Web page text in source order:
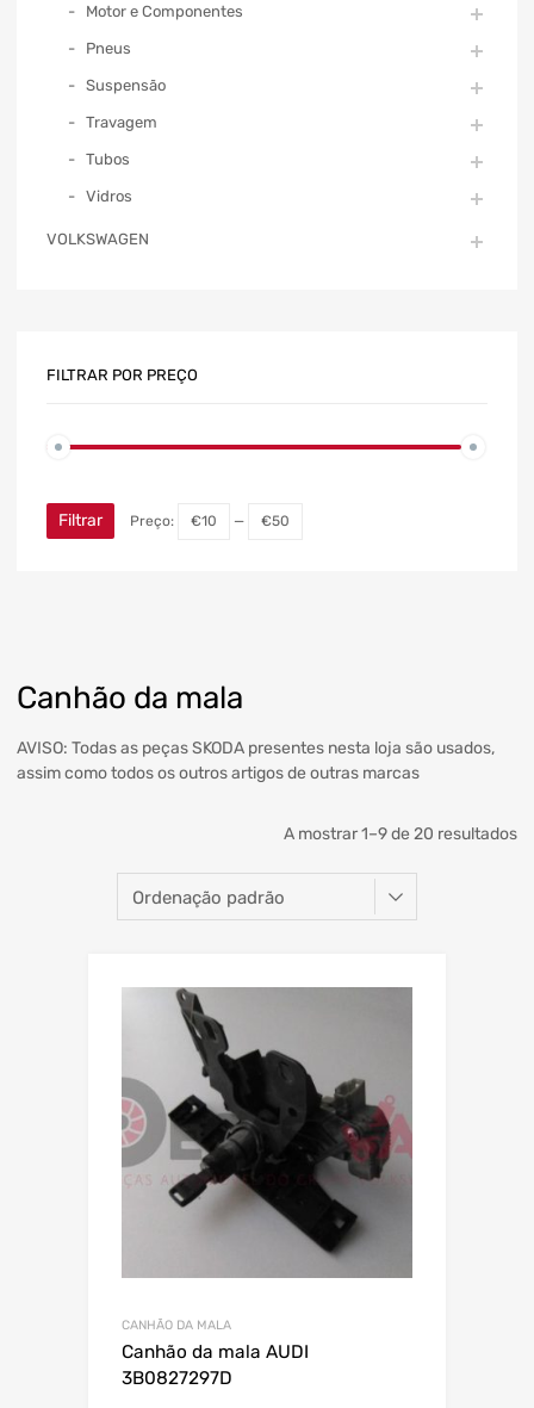
Canhão da mala
AVISO: Todas as peças SKODA presentes nesta loja são usados,
assim como todos os outros artigos de outras marcas
A mostrar 1–9 de 20 resultados
CANHÃO DA MALA
Canhão da mala AUDI
3B0827297D
Motor e Componentes
Pneus
Suspensão
Travagem
Tubos
Vidros
VOLKSWAGEN
FILTRAR POR PREÇO
Filtrar Preço: €10 — €50